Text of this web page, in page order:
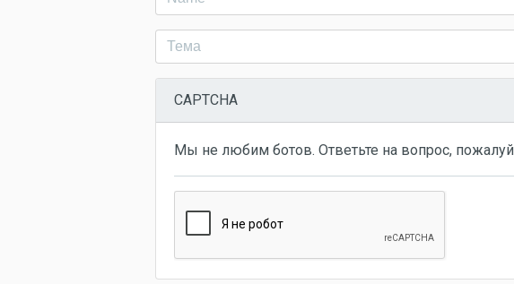
CAPTCHA
Мы не любим ботов. Ответьте на вопрос,